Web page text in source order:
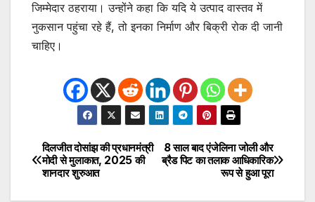
जिम्मेदार ठहराया। उन्होंने कहा कि यदि ये उत्पाद वास्तव में
नुकसान पहुंचा रहे हैं, तो इनका निर्माण और बिक्री रोक दी जानी
चाहिए।
Post
navigation
8 साल बाद एंजेलिना जोली और
ब्रैड पिट का तलाक आधिकारिक
रूप से हुआ पूरा
दिलजीत दोसांझ की प्रधानमंत्री
मोदी से मुलाकात, 2025 की
शानदार शुरुआत